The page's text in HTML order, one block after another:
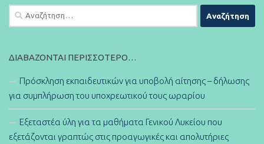
Αναζήτηση
για:
ΔΙΑΒΆΖΟΝΤΑΙ ΠΕΡΙΣΣΌΤΕΡΟ…
Πρόσκληση εκπαιδευτικών για υποβολή αίτησης – δήλωσης
για συμπλήρωση του υποχρεωτικού τους ωραρίου
Εξεταστέα ύλη για τα μαθήματα Γενικού Λυκείου που
εξετάζονται γραπτώς στις προαγωγικές και απολυτήριες